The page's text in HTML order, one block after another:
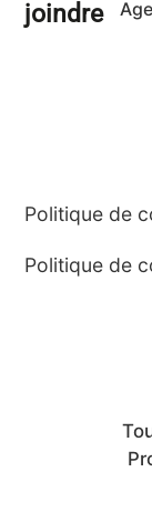
joindre
Politique de
Politique de